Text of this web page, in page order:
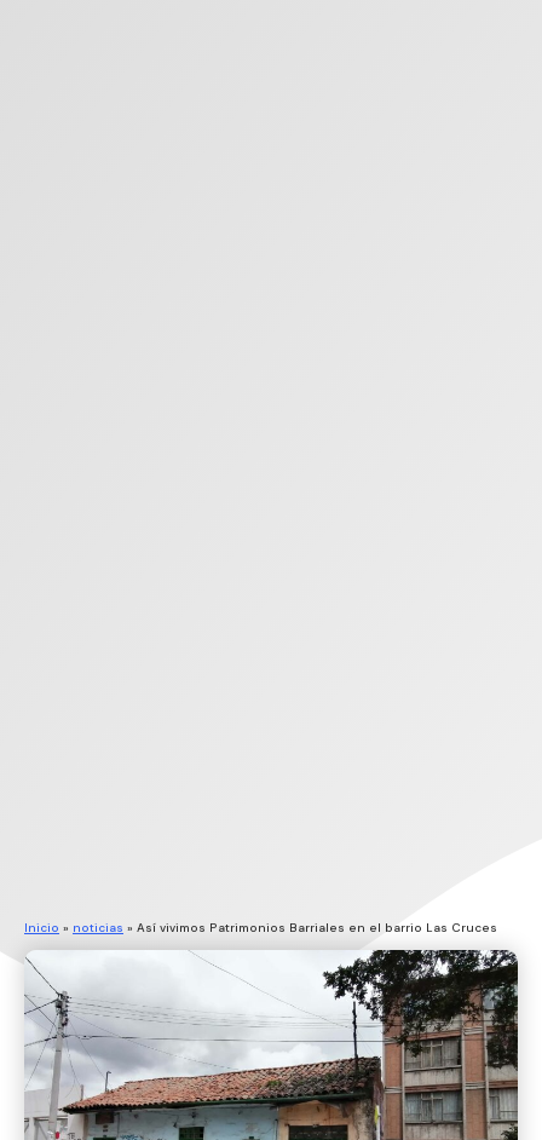
Inicio » noticias » Así vivimos Patrimonios Barriales en el barrio Las Cruces